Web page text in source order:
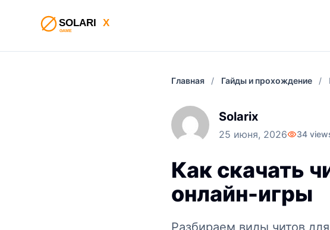
Главная / Гайды и прохождение /
Solarix
25 июня, 2026 34
Как скачать
онлайн-игры
Разбираем виды читов